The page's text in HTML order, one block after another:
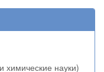
химические науки)